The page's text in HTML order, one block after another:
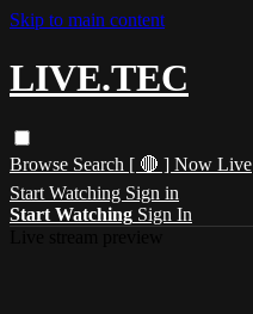
Skip to main content
LIVE.TEC
Browse Search [ 🔴 ] Now Live
Start Watching Sign in
Start Watching Sign In